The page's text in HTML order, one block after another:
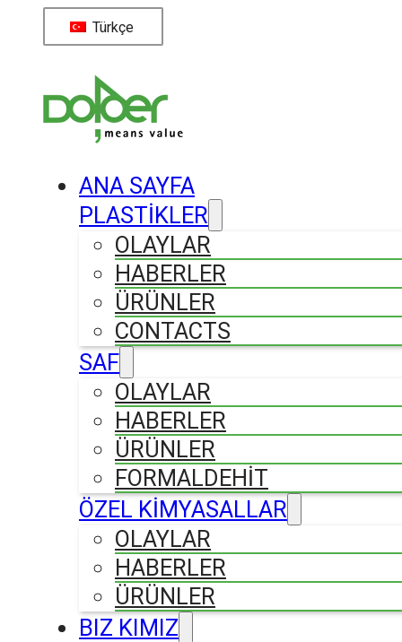
Türkçe
ANA SAYFA
PLASTİKLER
OLAYLAR
HABERLER
ÜRÜNLER
CONTACTS
SAF
OLAYLAR
HABERLER
ÜRÜNLER
FORMALDEHIT
ÖZEL KİMYASALLAR
OLAYLAR
HABERLER
ÜRÜNLER
BIZ KIMIZ